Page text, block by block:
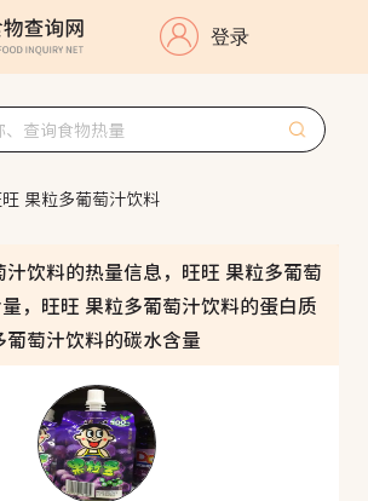
登录
果粒多葡萄汁饮料
饮料的热量信息，旺旺 果粒多葡萄
，旺旺 果粒多葡萄汁饮料的蛋白质
萄汁饮料的碳水含量